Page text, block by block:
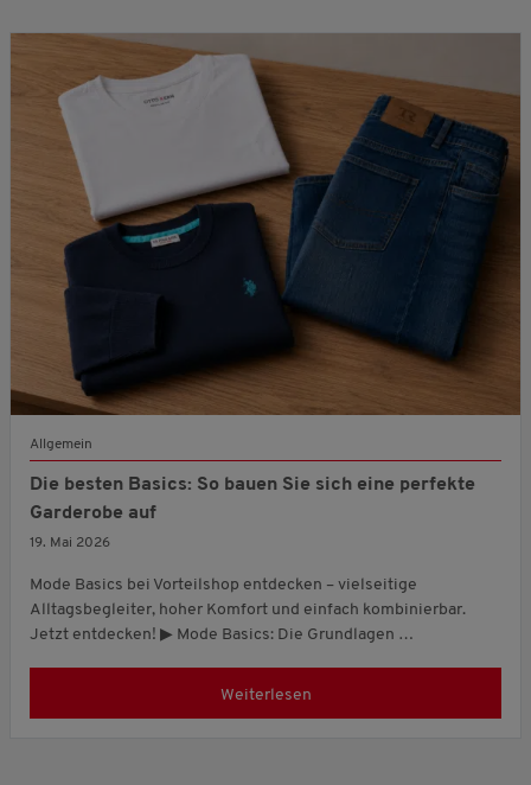
Allgemein
Die besten Basics: So bauen Sie sich eine perfekte
Garderobe auf
19. Mai 2026
Mode Basics bei Vorteilshop entdecken – vielseitige
Alltagsbegleiter, hoher Komfort und einfach kombinierbar.
Jetzt entdecken! ▶ Mode Basics: Die Grundlagen …
Weiterlesen